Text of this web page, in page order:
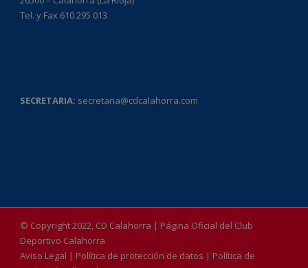
Tel. y Fax 610 295 013
SECRETARIA: secretaria@cdcalahorra.com
© Copyright 2022, CD Calahorra | Página Oficial del Club
Deportivo Calahorra
Aviso Legal | Política de protección de datos | Política de